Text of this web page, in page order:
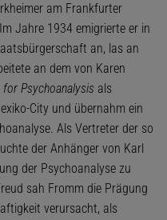
am Frankfurter
Jahre 1934 emigrierte er in
an, las an
an dem von Karen
Psychoanalysis als
City und übernahm ein
Als Vertreter der so
der Anhänger von Karl
der Psychoanalyse zu
sah Fromm die Prägung
verursacht, als